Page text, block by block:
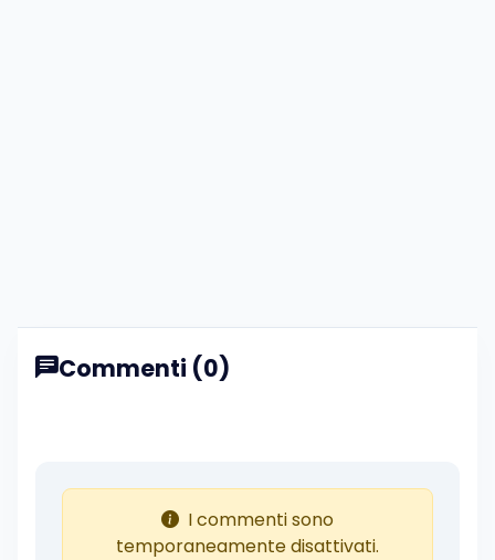
Commenti (0)
I commenti sono
temporaneamente disattivati.